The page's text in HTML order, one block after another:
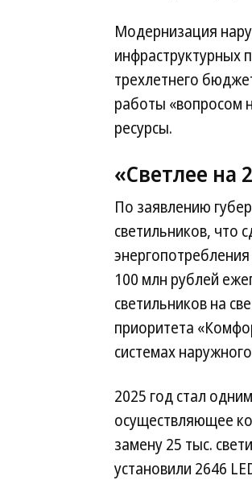
Модернизация
инфраструктурных
трехлетнего
работы «вопросом
ресурсы.
«Светлее на
По заявлению
светильников, что
100 млн рублей
светильников на
приоритета
системах
2025 год стал
осуществляющее
замену 25 тыс.
установили 2646